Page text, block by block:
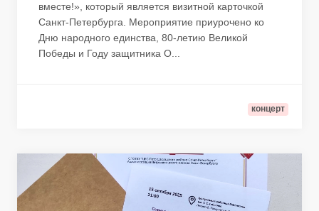
вместе!», который является визитной карточкой
Санкт-Петербурга. Мероприятие приурочено ко
Дню народного единства, 80-летию Великой
Победы и Году защитника О...
концерт